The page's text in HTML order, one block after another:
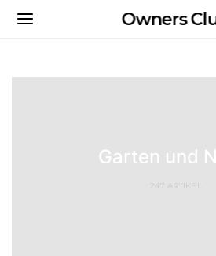
Owners
Garten und
247 ARTIKEL